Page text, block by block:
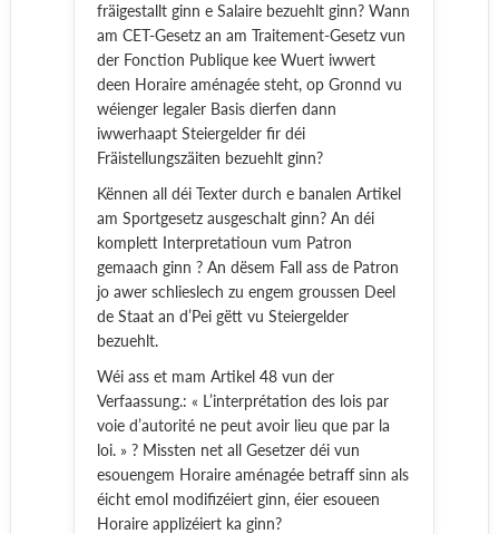
fräigestallt ginn e Salaire bezuehlt ginn? Wann
am CET-Gesetz an am Traitement-Gesetz vun
der Fonction Publique kee Wuert iwwert
deen Horaire aménagée steht, op Gronnd vu
wéienger legaler Basis dierfen dann
iwwerhaapt Steiergelder fir déi
Fräistellungszäiten bezuehlt ginn?
Kënnen all déi Texter durch e banalen Artikel
am Sportgesetz ausgeschalt ginn? An déi
komplett Interpretatioun vum Patron
gemaach ginn ? An dësem Fall ass de Patron
jo awer schlieslech zu engem groussen Deel
de Staat an d’Pei gëtt vu Steiergelder
bezuehlt.
Wéi ass et mam Artikel 48 vun der
Verfaassung.: « L’interprétation des lois par
voie d’autorité ne peut avoir lieu que par la
loi. » ? Missten net all Gesetzer déi vun
esouengem Horaire aménagée betraff sinn als
éicht emol modifizéiert ginn, éier esoueen
Horaire applizéiert ka ginn?